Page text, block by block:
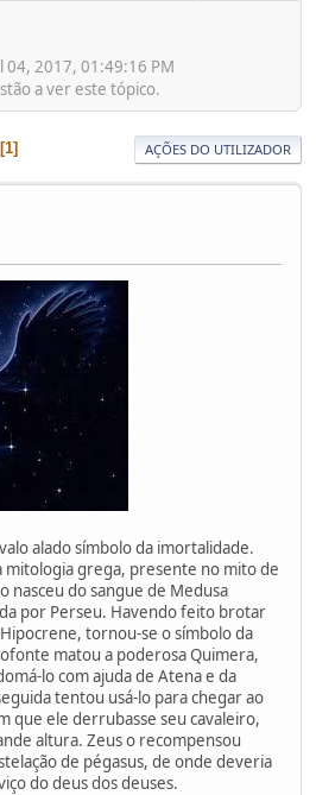
2017, 01:49:16 PM
a ver este tópico.
1 AÇÕES DO UTILIZADOR
alado símbolo da imortalidade.
mitologia grega, presente no mito de
nasceu do sangue de Medusa
por Perseu. Havendo feito brotar
tornou-se o símbolo da
matou a poderosa Quimera,
lo com ajuda de Atena e da
tentou usá-lo para chegar ao
que ele derrubasse seu cavaleiro,
altura. Zeus o recompensou
de pégasus, de onde deveria
do deus dos deuses.